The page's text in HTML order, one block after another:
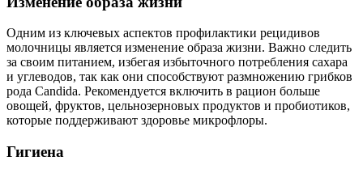
Одним из ключевых аспектов профилактики рецидивов
молочницы является изменение образа жизни. Важно следить
за своим питанием, избегая избыточного потребления сахара
и углеводов, так как они способствуют размножению грибков
рода Candida. Рекомендуется включить в рацион больше
овощей, фруктов, цельнозерновых продуктов и пробиотиков,
которые поддерживают здоровье микрофлоры.
Гигиена